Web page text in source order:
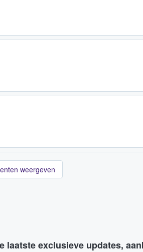
weergeven
laatste exclusieve updates,